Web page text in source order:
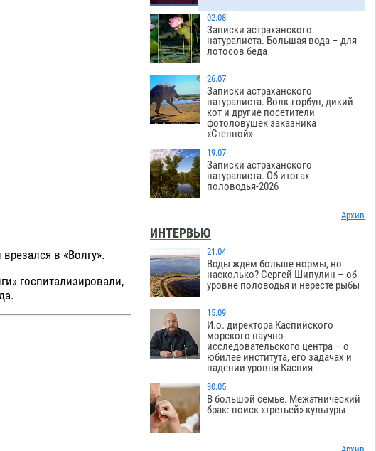
в «Волгу».
госпитализировали,
02.08
Записки астраханского
натуралиста. Большая вода – для
лотосов беда
26.07
Записки астраханского
натуралиста. Волк-горбун, дикий
кот и другие посетители
фотоловушек заказника
«Степной»
19.07
Записки астраханского
натуралиста. Об итогах
половодья-2026
Архив
ИНТЕРВЬЮ
21.04
Воды ждем больше нормы, но
насколько? Сергей Шипулин – об
уровне половодья и нересте рыбы
15.09
И.о. директора Каспийского
морского научно-
исследовательского центра – о
юбилее института, его задачах и
падении уровня Каспия
30.05
В большой семье. Межэтнический
брак: поиск «третьей» культуры